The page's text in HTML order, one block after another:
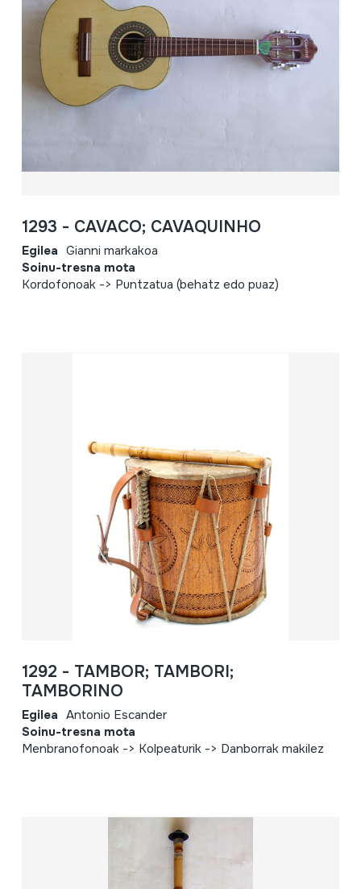
1293 - CAVACO; CAVAQUINHO
Egilea Gianni markakoa
Soinu-tresna mota
Kordofonoak -> Puntzatua (behatz edo puaz)
1292 - TAMBOR; TAMBORI;
TAMBORINO
Egilea Antonio Escander
Soinu-tresna mota
Menbranofonoak -> Kolpeaturik -> Danborrak makilez